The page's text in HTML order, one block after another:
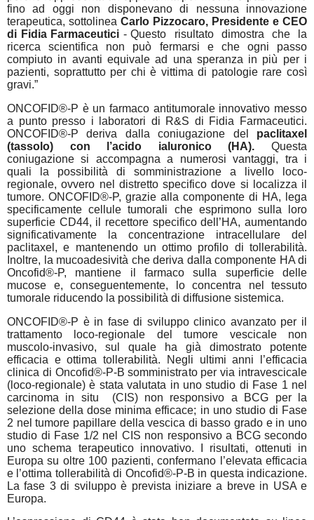
fino ad oggi non disponevano di nessuna innovazione
terapeutica, sottolinea Carlo Pizzocaro, Presidente e CEO
di Fidia Farmaceutici - Questo risultato dimostra che
la
ricerca
scientifica non può fermarsi e che ogni passo
compiuto in avanti equivale ad una speranza in più per i
pazienti, soprattutto per chi è vittima di patologie rare così
gravi.”
ONCOFID®-P è un farmaco antitumorale innovativo messo
a punto presso i laboratori di R&S di Fidia Farmaceutici.
ONCOFID®-P deriva dalla coniugazione del paclitaxel
(tassolo) con l’acido ialuronico (HA). Questa
coniugazione si accompagna a numerosi vantaggi, tra i
quali la possibilità di somministrazione a livello loco-
regionale, ovvero nel distretto specifico dove si localizza il
tumore. ONCOFID®-P, grazie alla componente di HA, lega
specificamente cellule tumorali che esprimono sulla loro
superficie CD44, il recettore specifico dell’HA, aumentando
significativamente la concentrazione intracellulare del
paclitaxel, e mantenendo un ottimo profilo di tollerabilità.
Inoltre, la mucoadesività che deriva dalla componente HA di
Oncofid®-P, mantiene il farmaco sulla superficie delle
mucose e, conseguentemente, lo concentra nel tessuto
tumorale riducendo la possibilità di diffusione sistemica.
ONCOFID®-P è in fase di sviluppo clinico avanzato per il
trattamento loco-regionale del tumore vescicale non
muscolo-invasivo, sul quale ha già dimostrato potente
efficacia e ottima tollerabilità. Negli ultimi anni l’efficacia
clinica di Oncofid®-P-B somministrato per via intravescicale
(loco-regionale) è stata valutata in uno studio di Fase 1 nel
carcinoma
in situ
(CIS) non responsivo a BCG per la
selezione della dose minima efficace; in uno studio di Fase
2 nel tumore papillare della vescica di basso grado e in uno
studio di Fase 1/2 nel CIS non responsivo a BCG secondo
uno schema terapeutico innovativo. I risultati, ottenuti in
Europa su oltre 100 pazienti, confermano l’elevata efficacia
e l’ottima tollerabilità di Oncofid®-P-B in questa indicazione.
La fase 3 di sviluppo è prevista iniziare a breve in USA e
Europa.